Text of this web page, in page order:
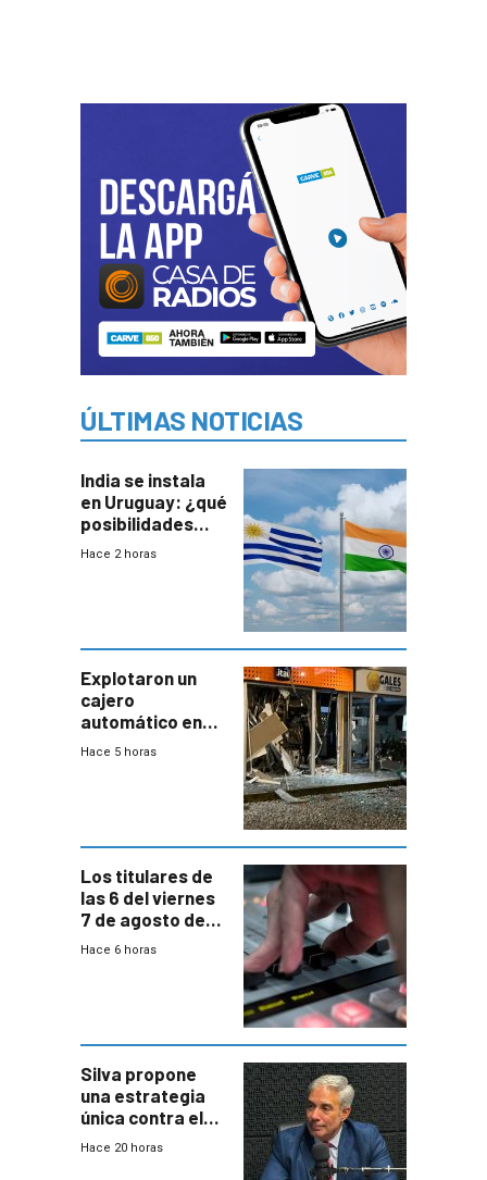
ÚLTIMAS NOTICIAS
India se instala
en Uruguay: ¿qué
posibilidades
genera este
Hace 2 horas
Explotaron un
cajero
automático en
Parque Miramar;
Hace 5 horas
Los titulares de
las 6 del viernes
7 de agosto de
2026
Hace 6 horas
Silva propone
una estrategia
única contra el
narcotráfico y
Hace 20 horas